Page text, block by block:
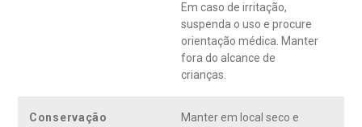
Em caso de irritação,
suspenda o uso e procure
orientação médica. Manter
fora do alcance de
crianças.
Conservação
Manter em local seco e